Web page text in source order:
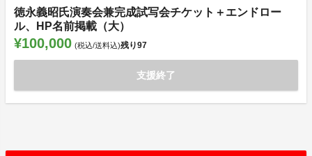
徳永義昭氏演奏会兼完成試写会チケット＋エンドロー
ル、HP名前掲載（大）
¥100,000 (税込/送料込)残り97
支援終了